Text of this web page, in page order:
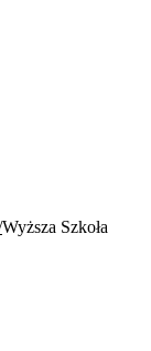
Wyższa Szkoła